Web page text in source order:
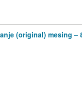
(original) mesing –